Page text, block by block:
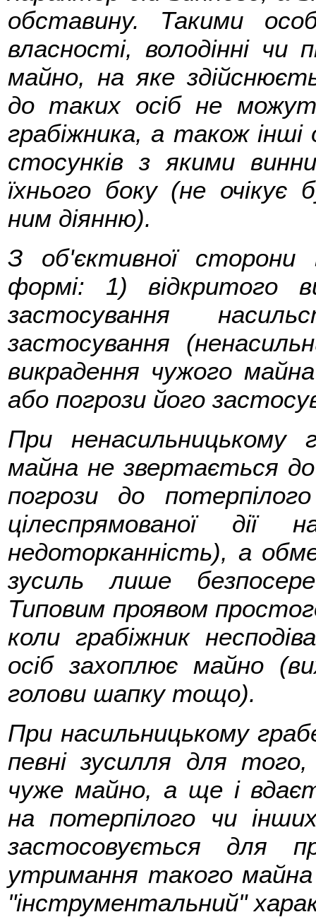
обставину. Такими
власності, володінні чи
майно, на яке
до таких осіб не
грабіжника, а також інші
стосунків з якими
їхнього боку (не очікує
ним діянню).
З об'єктивної сторони
формі: 1) відкритого
застосування
застосування
викрадення чужого
або погрози його
При ненасильницькому
майна не звертається
погрози до
цілеспрямованої
недоторканність), а
зусиль лише
Типовим проявом
коли грабіжник
осіб захоплює майно
голови шапку тощо).
При насильницькому
певні зусилля для
чуже майно, а ще і
на потерпілого чи
застосовується для
утримання такого
"інструментальний"